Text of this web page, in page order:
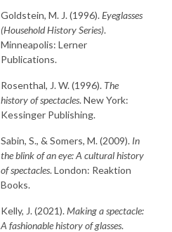
Goldstein, M. J. (1996).Eyeglasses
(Household History Series).
Minneapolis: Lerner
Publications.
Rosenthal, J. W. (1996). The
history of spectacles. New York:
Kessinger Publishing.
Sabin, S., & Somers, M. (2009). In
the blink of an eye: A cultural history
of spectacles. London: Reaktion
Books.
Kelly, J. (2021).Making a spectacle:
A fashionable history of glasses.